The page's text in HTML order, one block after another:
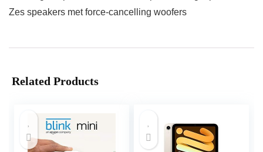
Zes speakers met force-cancelling woofers
Related Products